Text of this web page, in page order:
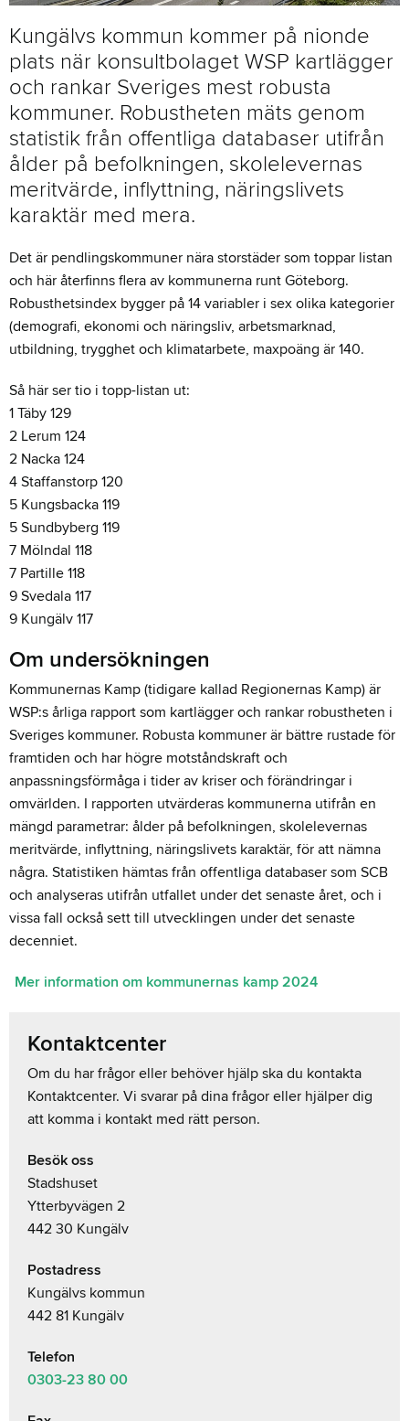
Kungälvs kommun kommer på nionde
plats när konsultbolaget WSP kartlägger
och rankar Sveriges mest robusta
kommuner. Robustheten mäts genom
statistik från offentliga databaser utifrån
ålder på befolkningen, skolelevernas
meritvärde, inflyttning, näringslivets
karaktär med mera.
Det är pendlingskommuner nära storstäder som toppar listan
och här återfinns flera av kommunerna runt Göteborg.
Robusthetsindex bygger på 14 variabler i sex olika kategorier
(demografi, ekonomi och näringsliv, arbetsmarknad,
utbildning, trygghet och klimatarbete, maxpoäng är 140.
Så här ser tio i topp-listan ut:
1 Täby 129
2 Lerum 124
2 Nacka 124
4 Staffanstorp 120
5 Kungsbacka 119
5 Sundbyberg 119
7 Mölndal 118
7 Partille 118
9 Svedala 117
9 Kungälv 117
Om undersökningen
Kommunernas Kamp (tidigare kallad Regionernas Kamp) är
WSP:s årliga rapport som kartlägger och rankar robustheten i
Sveriges kommuner. Robusta kommuner är bättre rustade för
framtiden och har högre motståndskraft och
anpassningsförmåga i tider av kriser och förändringar i
omvärlden. I rapporten utvärderas kommunerna utifrån en
mängd parametrar: ålder på befolkningen, skolelevernas
meritvärde, inflyttning, näringslivets karaktär, för att nämna
några. Statistiken hämtas från offentliga databaser som SCB
och analyseras utifrån utfallet under det senaste året, och i
vissa fall också sett till utvecklingen under det senaste
decenniet.
Mer information om kommunernas kamp 2024
Kontaktcenter
Om du har frågor eller behöver hjälp ska du kontakta
Kontaktcenter. Vi svarar på dina frågor eller hjälper dig
att komma i kontakt med rätt person.
Besök oss
Stadshuset
Ytterbyvägen 2
442 30 Kungälv
Postadress
Kungälvs kommun
442 81 Kungälv
Telefon
0303-23 80 00